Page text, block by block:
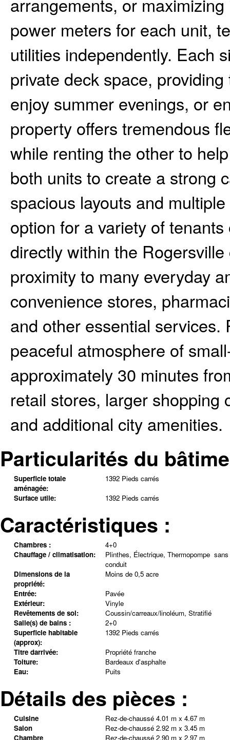
arrangements, or
power meters for each unit,
utilities independently. Each
private deck space,
enjoy summer evenings, or
property offers tremendous
while renting the other to
both units to create a strong
spacious layouts and
option for a variety of
directly within the
proximity to many everyday
convenience stores,
and other essential
peaceful atmosphere of
approximately 30 minutes
retail stores, larger
and additional city amenities.
Particularités du
Superficie totale
aménagée:
1392 Pieds carrés
Surface utile:
1392 Pieds carrés
Caractéristiques :
Chambres :
4+0
Chauffage / climatisation:
Plinthes, Électrique, Thermopompe  sans
conduit
Dimensions de la
propriété:
Moins de 0,5 acre
Entrée:
Pavée
Extérieur:
Vinyle
Revêtements de sol:
Coussin/carreaux/linoléum, Stratifié
Salle(s) de bains :
2+0
Superficie habitable
(approx):
1392 Pieds carrés
Titre darrivée:
Propriété franche
Toiture:
Bardeaux d'asphalte
Eau:
Puits
Détails des pièces :
Cuisine Rez-de-chaussé 4.01 m x 4.67 m
Salon
Rez-de-chaussé 2.92 m x 3.45 m
Chambre
Rez-de-chaussé 2.90 m x 2.97 m